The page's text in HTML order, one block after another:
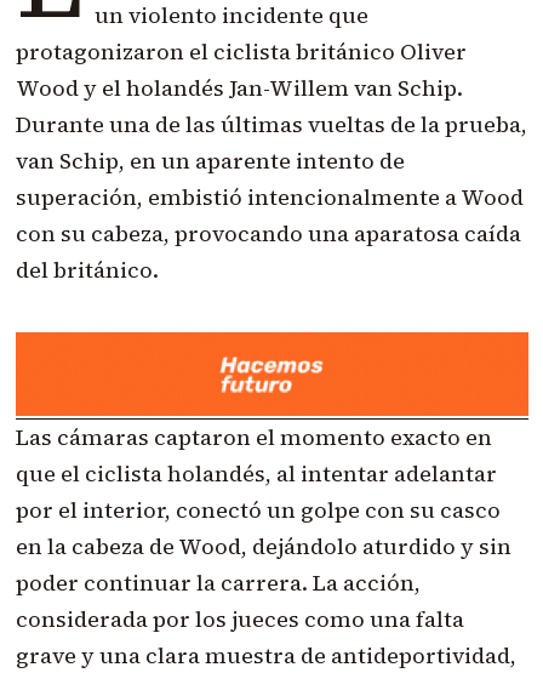
un violento incidente que
protagonizaron el ciclista británico Oliver
Wood y el holandés Jan-Willem van Schip.
Durante una de las últimas vueltas de la prueba,
van Schip, en un aparente intento de
superación, embistió intencionalmente a Wood
con su cabeza, provocando una aparatosa caída
del británico.
Las cámaras captaron el momento exacto en
que el ciclista holandés, al intentar adelantar
por el interior, conectó un golpe con su casco
en la cabeza de Wood, dejándolo aturdido y sin
poder continuar la carrera. La acción,
considerada por los jueces como una falta
grave y una clara muestra de antideportividad,